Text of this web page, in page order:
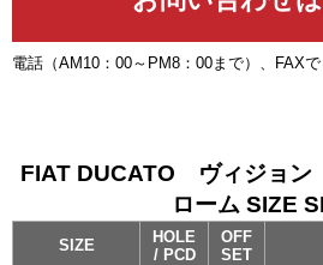
電話（AM10：00～PM8：00まで）、FAX
FIAT DUCATO ヴィジョ
ローム SIZE
SIZE
HOLE
/ PCD
OFF
SET